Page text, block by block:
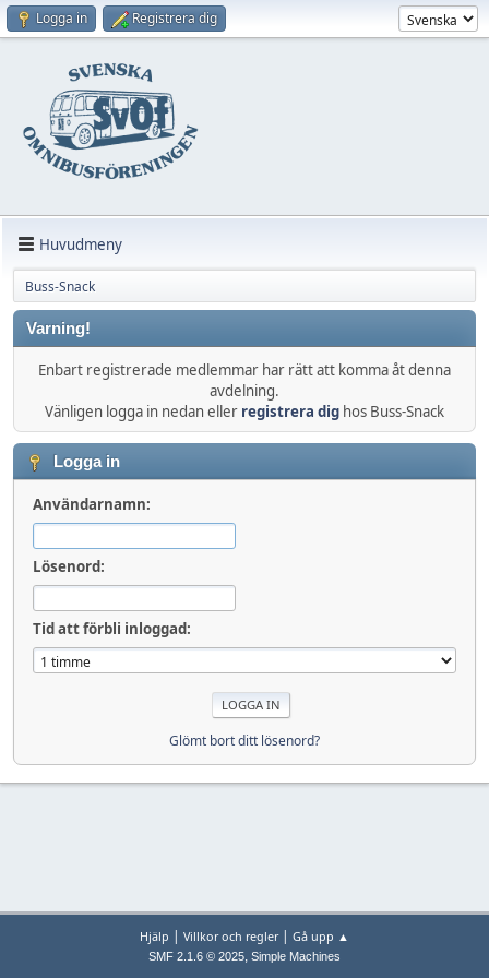
Logga in Registrera dig
Huvudmeny
Buss-Snack
Varning!
Enbart registrerade medlemmar har rätt att komma åt denna
avdelning.
Vänligen logga in nedan eller registrera dig hos Buss-Snack
Logga in
Användarnamn:
Lösenord:
Tid att förbli inloggad:
Glömt bort ditt lösenord?
Hjälp | Villkor och regler| Gå upp ▲
SMF 2.1.6 © 2025, Simple Machines